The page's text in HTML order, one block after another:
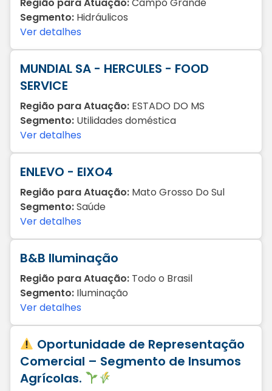
Segmento: Hidráulicos
Ver detalhes
MUNDIAL SA - HERCULES - FOOD
SERVICE
Região para Atuação: ESTADO DO MS
Segmento: Utilidades doméstica
Ver detalhes
ENLEVO - EIXO4
Região para Atuação: Mato Grosso Do Sul
Segmento:Saúde
Ver detalhes
B&B Iluminação
Região para Atuação: Todo o Brasil
Segmento: Iluminação
Ver detalhes
Oportunidade de Representação
Comercial – Segmento de Insumos
Agrícolas.